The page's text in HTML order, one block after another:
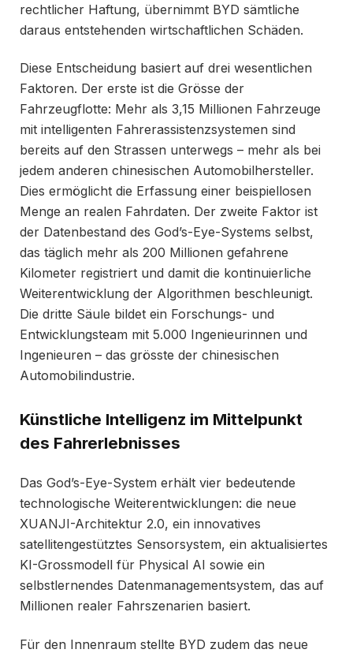
rechtlicher Haftung, übernimmt BYD sämtliche
daraus entstehenden wirtschaftlichen Schäden.
Diese Entscheidung basiert auf drei wesentlichen
Faktoren. Der erste ist die Grösse der
Fahrzeugflotte: Mehr als 3,15 Millionen Fahrzeuge
mit intelligenten Fahrerassistenzsystemen sind
bereits auf den Strassen unterwegs – mehr als bei
jedem anderen chinesischen Automobilhersteller.
Dies ermöglicht die Erfassung einer beispiellosen
Menge an realen Fahrdaten. Der zweite Faktor ist
der Datenbestand des God’s-Eye-Systems selbst,
das täglich mehr als 200 Millionen gefahrene
Kilometer registriert und damit die kontinuierliche
Weiterentwicklung der Algorithmen beschleunigt.
Die dritte Säule bildet ein Forschungs- und
Entwicklungsteam mit 5.000 Ingenieurinnen und
Ingenieuren – das grösste der chinesischen
Automobilindustrie.
Künstliche Intelligenz im Mittelpunkt
des Fahrerlebnisses
Das God’s-Eye-System erhält vier bedeutende
technologische Weiterentwicklungen: die neue
XUANJI-Architektur 2.0, ein innovatives
satellitengestütztes Sensorsystem, ein aktualisiertes
KI-Grossmodell für Physical AI sowie ein
selbstlernendes Datenmanagementsystem, das auf
Millionen realer Fahrszenarien basiert.
Für den Innenraum stellte BYD zudem das neue